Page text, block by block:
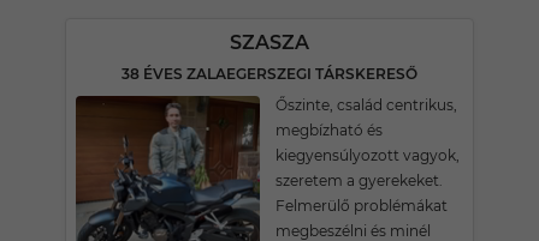
SZASZA
38 ÉVES ZALAEGERSZEGI TÁRSKERESŐ
Őszinte, család centrikus,
megbízható és
kiegyensúlyozott vagyok,
szeretem a gyerekeket.
Felmerülő problémákat
megbeszélni és minél